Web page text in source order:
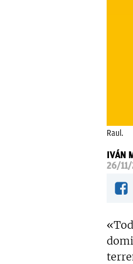
Raul.
IVÁN
26/11/